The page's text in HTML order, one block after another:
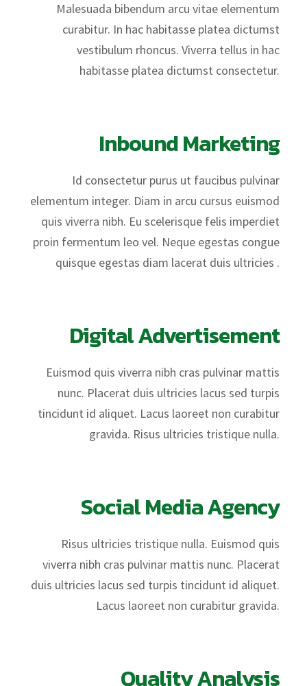
Malesuada bibendum arcu vitae elementum
curabitur. In hac habitasse platea dictumst
vestibulum rhoncus. Viverra tellus in hac
habitasse platea dictumst consectetur.
Inbound Marketing
Id consectetur purus ut faucibus pulvinar
elementum integer. Diam in arcu cursus euismod
quis viverra nibh. Eu scelerisque felis imperdiet
proin fermentum leo vel. Neque egestas congue
quisque egestas diam lacerat duis ultricies .
Digital Advertisement
Euismod quis viverra nibh cras pulvinar mattis
nunc. Placerat duis ultricies lacus sed turpis
tincidunt id aliquet. Lacus laoreet non curabitur
gravida. Risus ultricies tristique nulla.
Social Media Agency
Risus ultricies tristique nulla. Euismod quis
viverra nibh cras pulvinar mattis nunc. Placerat
duis ultricies lacus sed turpis tincidunt id aliquet.
Lacus laoreet non curabitur gravida.
Quality Analysis